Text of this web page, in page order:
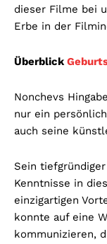
dieser Filme bei
Erbe in der
Überblick
Nonchevs
nur ein
auch seine
Sein
Kenntnisse in
einzigartigen
konnte auf eine
kommunizieren,